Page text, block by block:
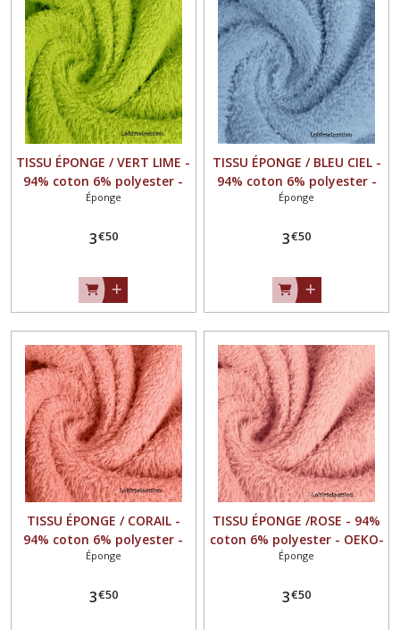
TISSU ÉPONGE / VERT LIME -
94% coton 6% polyester -
OEKO-TEX Standard100
Éponge
3€50
TISSU ÉPONGE / BLEU CIEL -
94% coton 6% polyester -
OEKO-TEX Standard100
Éponge
3€50
TISSU ÉPONGE / CORAIL -
94% coton 6% polyester -
OEKO-TEX Standard100
Éponge
3€50
TISSU ÉPONGE /ROSE - 94%
coton 6% polyester - OEKO-
TEX Standard100
Éponge
3€50
POPELINE
COTON
(1)
FEUTRINE
(25)
TOILE
BRODER
(109)
résultats